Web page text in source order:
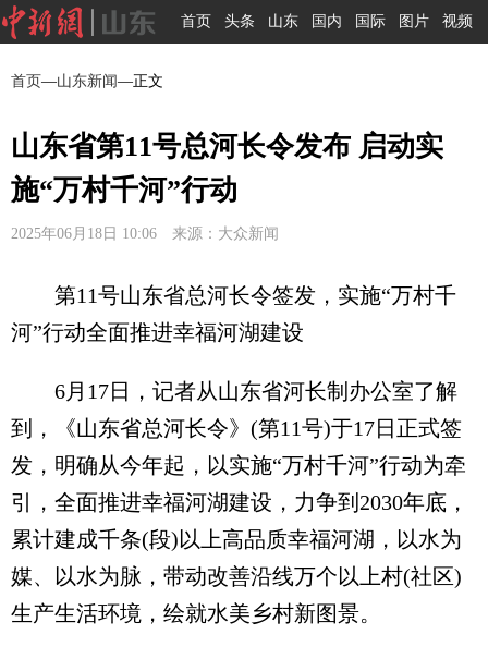
首页 头条 山东 国内 国际 图片 视频
首页—山东新闻—正文
山东省第11号总河长令发布 启动实
施“万村千河”行动
2025年06月18日 10:06 来源：大众新闻
第11号山东省总河长令签发，实施“万村千
河”行动全面推进幸福河湖建设
6月17日，记者从山东省河长制办公室了解
到，《山东省总河长令》(第11号)于17日正式签
发，明确从今年起，以实施“万村千河”行动为牵
引，全面推进幸福河湖建设，力争到2030年底，
累计建成千条(段)以上高品质幸福河湖，以水为
媒、以水为脉，带动改善沿线万个以上村(社区)
生产生活环境，绘就水美乡村新图景。